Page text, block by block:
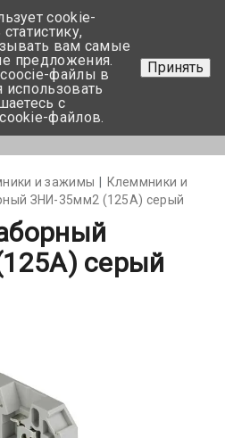
+375 17-350-99-56
+375 44-752-82-08
Задать вопрос
и зажимы
Клеммники и
ЗНИ-35мм2 (125А) серый
серый
cookie-
вам самые
предложения.
файлы в
использовать
с
файлов.
Принять